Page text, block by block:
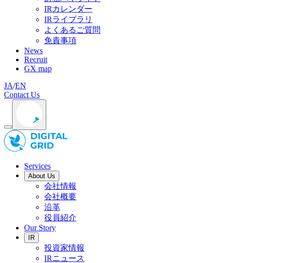
IRカレンダー
IRライブラリ
よくあるご質問
免責事項
News
Recruit
GX map
JA/EN
Contact Us
Services
About Us
会社情報
会社概要
沿革
役員紹介
Our Story
IR
投資家情報
IRニュース